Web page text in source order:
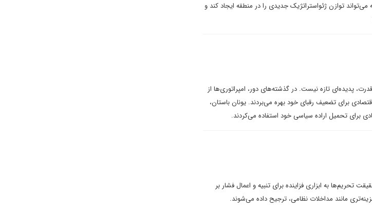
توازن ژئواستراتژیک جدیدی را در منطقه ایجاد کند و
پدیده‌ای تازه نیست. در گذشته‌های دور، امپراتوری‌ها از
برای تضعیف رقبای خود بهره می‌بردند. یونان باستان،
برای تحمیل اراده سیاسی خود استفاده می‌کردند.
تحریم‌ها به ابزاری فزاینده برای تنبیه و اعمال فشار بر
مانند مداخلات نظامی، ترجیح داده می‌شوند.